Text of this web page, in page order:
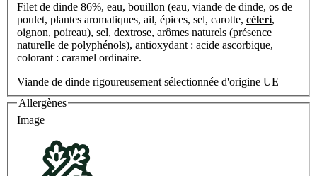
Filet de dinde 86%, eau, bouillon (eau, viande de dinde, os de
poulet, plantes aromatiques, ail, épices, sel, carotte, céleri,
oignon, poireau), sel, dextrose, arômes naturels (présence
naturelle de polyphénols), antioxydant : acide ascorbique,
colorant : caramel ordinaire.
Viande de dinde rigoureusement sélectionnée d'origine UE
Allergènes
Image